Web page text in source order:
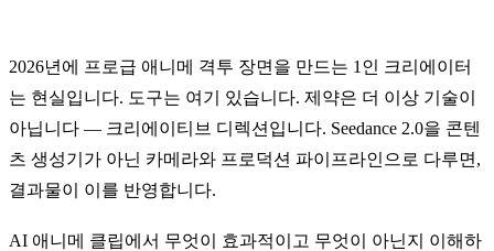
2026년에 프로급 애니메 격투 장면을 만드는 1인 크리에이터
는 현실입니다. 도구는 여기 있습니다. 제약은 더 이상 기술이
아닙니다 — 크리에이티브 디렉션입니다. Seedance 2.0을 콘텐
츠 생성기가 아닌 카메라와 프로덕션 파이프라인으로 다루면,
결과물이 이를 반영합니다.
AI 애니메 클립에서 무엇이 효과적이고 무엇이 아닌지 이해하